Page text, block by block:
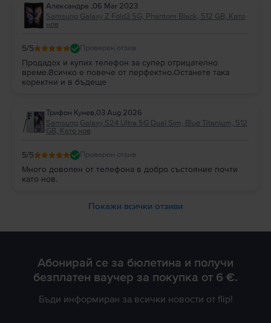
Александра ,06 Mar 2023
Samsung Galaxy Z Fold3 5G, Phantom Black, 512 GB, Като
нов
5/5 Проверен отзив
Продадох и купих телефон за супер отрицателно
време.Всичко е повече от перфектно.Останете така
коректни и в бъдеще
Трифон Кунев,03 Aug 2026
Samsung Galaxy S24 Ultra 5G Dual Sim, Blue Titanium, 512
GB, Като нов
5/5 Проверен отзив
Много доволен от телефона в добро състояние почти
като нов.
Покажи всички отзиви
Абонирай се за бюлетина и получи
безплатен ваучер за покупка от 6 €.
Бъди информиран за всички новости от flip!